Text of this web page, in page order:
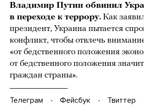
Владимир Путин обвинил
в переходе к террору. Как
президент, Украина пытается
конфликт, чтобы отвлечь
«от бедственного положения
от бедственного положения
граждан страны».
Телеграм Фейсбук Твиттер